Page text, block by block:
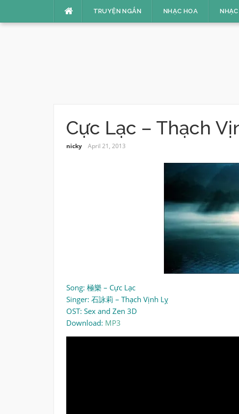
TRUYỆN NGẮN NHẠC HOA
Cực Lạc – Thạch
nicky April 21, 2013
Song: 極樂 – Cực Lạc
Singer: 石詠莉 – Thạch Vịnh Lỵ
OST: Sex and Zen 3D
Download: MP3